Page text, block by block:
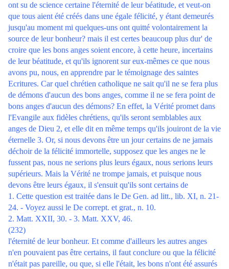
ont su de science certaine l'éternité de leur béatitude, et veut-on
que tous aient été créés dans une égale félicité, y étant demeurés
jusqu'au moment mi quelques-uns ont quitté volontairement la
source de leur bonheur? mais il est certes beaucoup plus dur' de
croire que les bons anges soient encore, à cette heure, incertains
de leur béatitude, et qu'ils ignorent sur eux-mêmes ce que nous
avons pu, nous, en apprendre par le témoignage des saintes
Ecritures. Car quel chrétien catholique ne sait qu'il ne se fera plus
de démons d'aucun des bons anges, comme il ne se fera point de
bons anges d'aucun des démons? En effet, la Vérité promet dans
l'Evangile aux fidèles chrétiens, qu'ils seront semblables aux
anges de Dieu 2, et elle dit en même temps qu'ils jouiront de la vie
éternelle 3. Or, si nous devons être un jour certains de ne jamais
déchoir de la félicité immortelle, supposez que les anges ne le
fussent pas, nous ne serions plus leurs égaux, nous serions leurs
supérieurs. Mais la Vérité ne trompe jamais, et puisque nous
devons être leurs égaux, il s'ensuit qu'ils sont certains de
1. Cette question est traitée dans le De Gen. ad litt., lib. XI, n. 21-
24. - Voyez aussi le De corrept. et grat., n. 10.
2. Matt. XXII, 30. - 3. Matt. XXV, 46.
(232)
l'éternité de leur bonheur. Et comme d'ailleurs les autres anges
n'en pouvaient pas être certains, il faut conclure ou que la félicité
n'était pas pareille, ou que, si elle l'était, les bons n'ont été assurés